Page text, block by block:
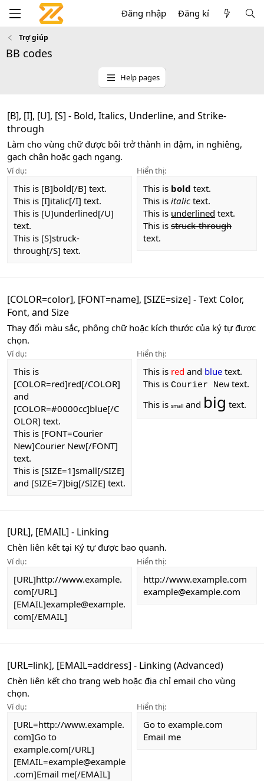
Đăng nhập Đăng kí
Trợ giúp
BB codes
Help pages
[B], [I], [U], [S] - Bold, Italics, Underline, and Strike-
through
Làm cho vùng chữ được bôi trở thành in đậm, in nghiêng,
gạch chân hoặc gạch ngang.
Ví dụ:
This is [B]bold[/B] text.
This is [I]italic[/I] text.
This is [U]underlined[/U]
text.
This is [S]struck-
through[/S] text.
Hiển thị:
This is bold text.
This is italic text.
This is underlined text.
This is struck-through
text.
[COLOR=color], [FONT=name], [SIZE=size] - Text Color,
Font, and Size
Thay đổi màu sắc, phông chữ hoặc kích thước của ký tự được
chọn.
Ví dụ:
This is
[COLOR=red]red[/COLOR]
and
[COLOR=#0000cc]blue[/C
OLOR] text.
This is [FONT=Courier
New]Courier New[/FONT]
text.
This is [SIZE=1]small[/SIZE]
and [SIZE=7]big[/SIZE] text.
Hiển thị:
This is red and blue text.
This is Courier New text.
This is small and big text.
[URL], [EMAIL] - Linking
Chèn liên kết tại Ký tự được bao quanh.
Ví dụ:
[URL]http://www.example.
com[/URL]
[EMAIL]example@example.
com[/EMAIL]
Hiển thị:
http://www.example.com
example@example.com
[URL=link], [EMAIL=address] - Linking (Advanced)
Chèn liên kết cho trang web hoặc địa chỉ email cho vùng
chọn.
Ví dụ:
[URL=http://www.example.
com]Go to
example.com[/URL]
[EMAIL=example@example
.com]Email me[/EMAIL]
Hiển thị:
Go to example.com
Email me